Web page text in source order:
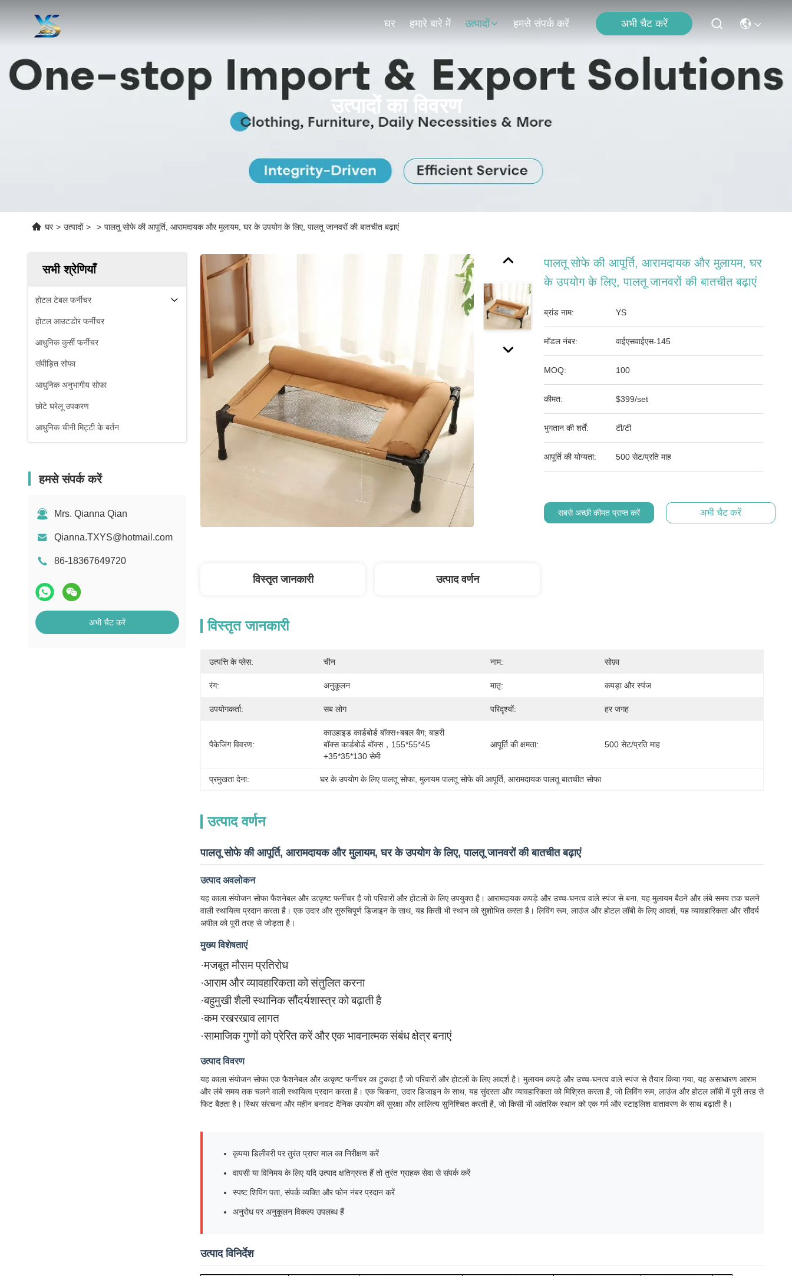
घर हमारे बारे में उत्पादों हमसे संपर्क करें अभी चैट करें
उत्पादों का विवरण
घर > उत्पादों > > पालतू सोफे की आपूर्ति, आरामदायक और मुलायम, घर के उपयोग के लिए, पालतू जानवरों की बातचीत बढ़ाएं
सभी श्रेणियाँ
होटल टेबल फर्नीचर
होटल आउटडोर फर्नीचर
आधुनिक कुर्सी फर्नीचर
संपीड़ित सोफा
आधुनिक अनुभागीय सोफा
छोटे घरेलू उपकरण
आधुनिक चीनी मिट्टी के बर्तन
हमसे संपर्क करें
Mrs. Qianna Qian
Qianna.TXYS@hotmail.com
86-18367649720
अभी चैट करें
पालतू सोफे की आपूर्ति, आरामदायक और मुलायम, घर
के उपयोग के लिए, पालतू जानवरों की बातचीत बढ़ाएं
ब्रांड नाम: YS
मॉडल नंबर: वाईएसवाईएस-145
MOQ: 100
कीमत: $399/set
भुगतान की शर्तें: टी/टी
आपूर्ति की योग्यता: 500 सेट/प्रति माह
सबसे अच्छी कीमत प्राप्त करें अभी चैट करें
विस्तृत जानकारी उत्पाद वर्णन
विस्तृत जानकारी
उत्पत्ति के प्लेस: चीन नाम: सोफ़ा
रंग: अनुकूलन मातृ: कपड़ा और स्पंज
उपयोगकर्ता: सब लोग परिदृश्यों: हर जगह
पैकेजिंग विवरण:
काउहाइड कार्डबोर्ड बॉक्स+बबल बैग; बाहरी
बॉक्स कार्डबोर्ड बॉक्स，155*55*45
+35*35*130 सेमी
आपूर्ति की क्षमता: 500 सेट/प्रति माह
प्रमुखता देना: घर के उपयोग के लिए पालतू सोफा, मुलायम पालतू सोफे की आपूर्ति , आरामदायक पालतू बातचीत सोफा
उत्पाद वर्णन
पालतू सोफे की आपूर्ति, आरामदायक और मुलायम, घर के उपयोग के लिए, पालतू जानवरों की बातचीत बढ़ाएं
उत्पाद अवलोकन
यह काला संयोजन सोफा फैशनेबल और उत्कृष्ट फर्नीचर है जो परिवारों और होटलों के लिए उपयुक्त है। आरामदायक कपड़े और उच्च-घनत्व वाले स्पंज से बना, यह मुलायम बैठने और लंबे समय तक चलने
वाली स्थायित्व प्रदान करता है। एक उदार और सुरुचिपूर्ण डिजाइन के साथ, यह किसी भी स्थान को सुशोभित करता है। लिविंग रूम, लाउंज और होटल लॉबी के लिए आदर्श, यह व्यावहारिकता और सौंदर्य
अपील को पूरी तरह से जोड़ता है।
मुख्य विशेषताएं
·मजबूत मौसम प्रतिरोध
·आराम और व्यावहारिकता को संतुलित करना
·बहुमुखी शैली स्थानिक सौंदर्यशास्त्र को बढ़ाती है
·कम रखरखाव लागत
·सामाजिक गुणों को प्रेरित करें और एक भावनात्मक संबंध क्षेत्र बनाएं
उत्पाद विवरण
यह काला संयोजन सोफा एक फैशनेबल और उत्कृष्ट फर्नीचर का टुकड़ा है जो परिवारों और होटलों के लिए आदर्श है। मुलायम कपड़े और उच्च-घनत्व वाले स्पंज से तैयार किया गया, यह असाधारण आराम
और लंबे समय तक चलने वाली स्थायित्व प्रदान करता है। एक चिकना, उदार डिजाइन के साथ, यह सुंदरता और व्यावहारिकता को मिश्रित करता है, जो लिविंग रूम, लाउंज और होटल लॉबी में पूरी तरह से
फिट बैठता है। स्थिर संरचना और महीन बनावट दैनिक उपयोग की सुरक्षा और लालित्य सुनिश्चित करती है, जो किसी भी आंतरिक स्थान को एक गर्म और स्टाइलिश वातावरण के साथ बढ़ाती है।
कृपया डिलीवरी पर तुरंत प्राप्त माल का निरीक्षण करें
वापसी या विनिमय के लिए यदि उत्पाद क्षतिग्रस्त हैं तो तुरंत ग्राहक सेवा से संपर्क करें
स्पष्ट शिपिंग पता, संपर्क व्यक्ति और फोन नंबर प्रदान करें
अनुरोध पर अनुकूलन विकल्प उपलब्ध हैं
उत्पाद विनिर्देश